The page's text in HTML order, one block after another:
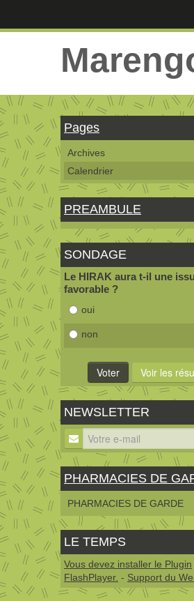
Pages
Archives
Calendrier
PREAMBULE
SONDAGE
Le HIRAK aura t-il une
favorable ?
oui
non
NEWSLETTER
PHARMACIES DE
PHARMACIES DE GARDE
LE TEMPS
Vous devez installer le Plugin
FlashPlayer. - Support du